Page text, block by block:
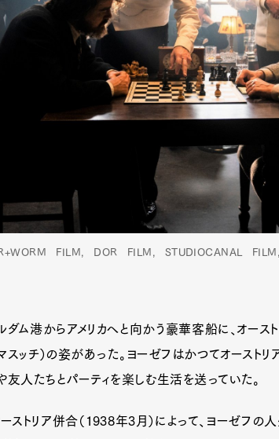
FILM, DOR FILM, STUDIOCANAL
ダム港からアメリカへと向かう豪華客船に、オース
マスッチ）の姿があった。ヨーゼフはかつてオースト
友人たちとパーティを楽しむ生活を送っていた。
ーストリア併合（1938年3月）によって、ヨーゼフ